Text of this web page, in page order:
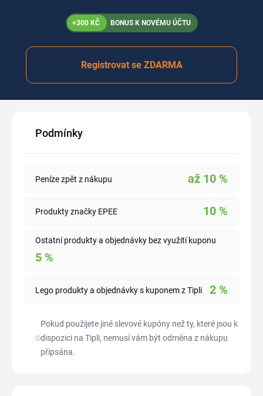
+300 KČ BONUS K NOVÉMU ÚČTU
Registrovat se ZDARMA
Podmínky
Peníze zpět z nákupu až 10 %
Produkty značky EPEE 10 %
Ostatní produkty a objednávky bez využití kuponu
5 %
Lego produkty a objednávky s kuponem z Tipli 2 %
Pokud použijete jiné slevové kupóny než ty, které jsou k
dispozici na Tipli, nemusí vám být odměna z nákupu
připsána.